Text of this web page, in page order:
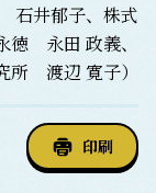
石井郁子、株式
徳 永田 政義、
所 渡辺 寛子）
印刷